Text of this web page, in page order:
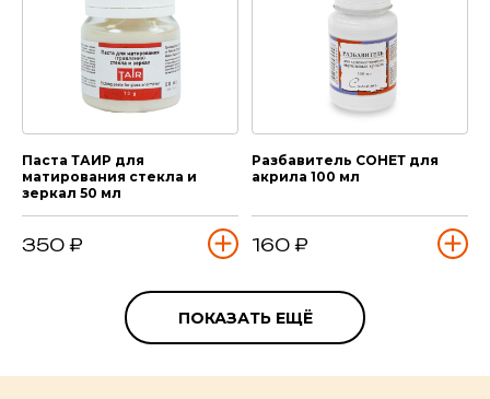
Паста ТАИР для
матирования стекла и
зеркал 50 мл
350 ₽
Разбавитель СОНЕТ для
акрила 100 мл
160 ₽
ПОКАЗАТЬ ЕЩЁ